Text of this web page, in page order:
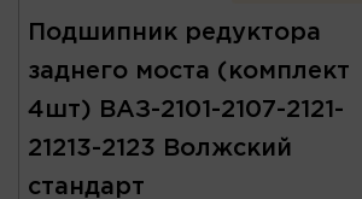
Подшипник редуктора
заднего моста (комплект
4шт) ВАЗ-2101-2107-2121-
21213-2123 Волжский
стандарт